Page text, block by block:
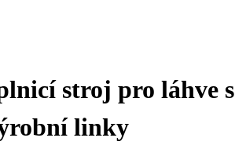
stroj pro láhve s
linky